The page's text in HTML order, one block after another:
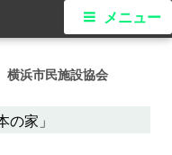
浜市民施設協会
メニュー
家」